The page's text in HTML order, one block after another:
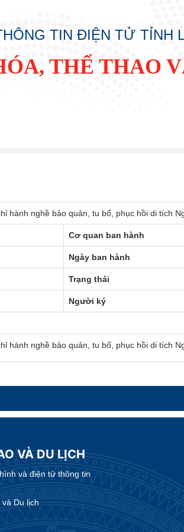
TIN ĐIỆN TỬ TỈNH
THỂ THAO
hành nghề bảo quản, tu bổ, phục hồi di tích
Cơ quan ban hành
Ngày ban hành
Trạng thái
Người ký
hành nghề bảo quản, tu bổ, phục hồi di tích
VÀ DU LỊCH
và điện tử thông tin
Du lịch